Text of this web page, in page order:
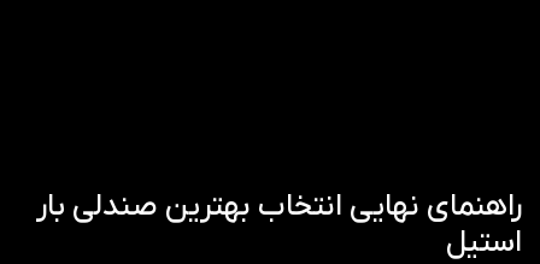
راهنمای نهایی انتخاب بهترین صندلی بار
استیل